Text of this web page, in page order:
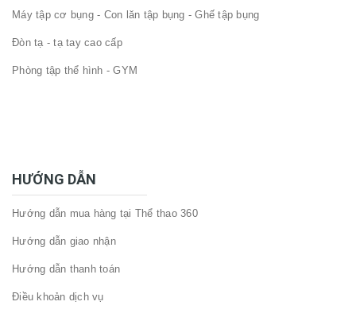
Máy tập cơ bụng - Con lăn tập bụng - Ghế tập bụng
Đòn tạ - tạ tay cao cấp
Phòng tập thể hình - GYM
HƯỚNG DẪN
Hướng dẫn mua hàng tại Thể thao 360
Hướng dẫn giao nhận
Hướng dẫn thanh toán
Điều khoản dịch vụ